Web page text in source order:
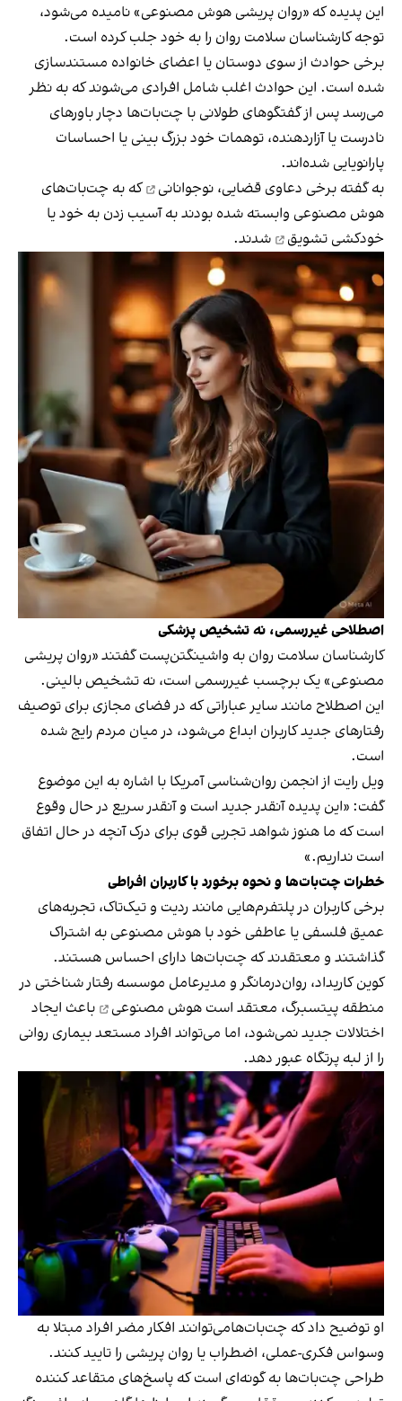
این پدیده که «روان پریشی هوش مصنوعی» نامیده می‌شود،
توجه کارشناسان سلامت روان را به خود جلب کرده است.
برخی حوادث از سوی دوستان یا اعضای خانواده مستندسازی
شده‌ است. این حوادث اغلب شامل افرادی می‌شوند که به نظر
می‌رسد پس از گفتگوهای طولانی با چت‌بات‌ها دچار باورهای
نادرست یا آزاردهنده، توهمات خود بزرگ بینی یا احساسات
پارانویایی شده‌اند.
به گفته برخی دعاوی قضایی، نوجوانانی
که به چت‌بات‌های
هوش مصنوعی وابسته شده بودند به آسیب زدن به خود یا
خودکشی تشویق شدند.
اصطلاحی غیررسمی، نه تشخیص پزشکی
کارشناسان سلامت روان به واشینگتن‌پستگفتند«روان پریشی
مصنوعی» یک برچسب غیررسمی است، نه تشخیص بالینی.
این اصطلاح مانند سایر عباراتی که در فضای مجازی برای توصیف
رفتارهای جدید کاربران ابداع می‌شود، در میان مردم رایج شده
است.
ویل رایت از انجمن روان‌شناسی آمریکا با اشاره به این موضوع
گفت: «این پدیده آنقدر جدید است و آنقدر سریع در حال وقوع
است که ما هنوز شواهد تجربی قوی برای درک آنچه در حال اتفاق
است نداریم.»
خطرات چت‌بات‌ها و نحوه برخورد با کاربران افراطی
برخی کاربران در پلتفرم‌هایی مانند ردیت و تیک‌تاک، تجربه‌های
عمیق فلسفی یا عاطفی خود با هوش مصنوعی به اشتراک
گذاشتند و معتقدند که چت‌بات‌ها دارای احساس هستند.
کوین کاریداد، روان‌درمانگر و مدیرعامل موسسه رفتار شناختی در
منطقه پیتسبرگ، معتقد است هوش مصنوعی
باعث ایجاد
اختلالات جدید نمی‌شود، اما می‌تواند افراد مستعد بیماری روانی
را از لبه پرتگاه عبور دهد.
او توضیح داد که چت‌بات‌هامی‌توانند افکار مضر افراد مبتلا به
وسواس فکری-عملی، اضطراب یا روان پریشی را تایید کنند.
طراحی چت‌بات‌ها به گونه‌ای است که پاسخ‌های متقاعد کننده